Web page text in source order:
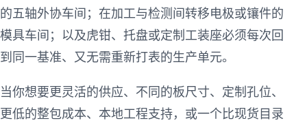
的五轴外协车间；在加工与检测间转移电极或镶件的
模具车间；以及虎钳、托盘或定制工装座必须每次回
到同一基准、又无需重新打表的生产单元。
当你想要更灵活的供应、不同的板尺寸、定制孔位、
更低的整包成本、本地工程支持，或一个比现货目录